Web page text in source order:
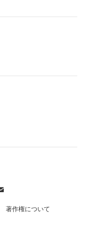
著作権について